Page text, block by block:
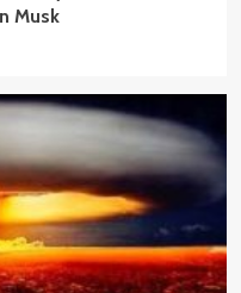
Musk